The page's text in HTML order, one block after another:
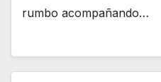
rumbo acompañando…